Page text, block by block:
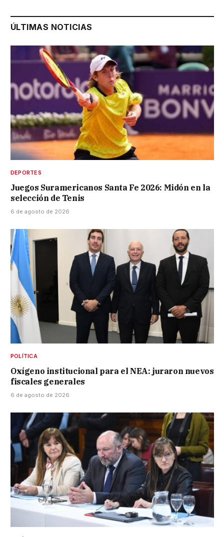
ÚLTIMAS NOTICIAS
DEPORTES
Juegos Suramericanos Santa Fe 2026: Midón en la
selección de Tenis
6 de agosto de 2026
POLÍTICA
Oxígeno institucional para el NEA: juraron nuevos
fiscales generales
6 de agosto de 2026